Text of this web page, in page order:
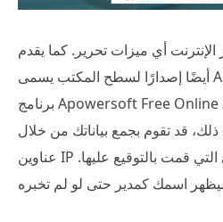
الإنترنت أي ميزات تحرير. كما يقدم
أيضًا إصدارًا لسطح المكتب يسمى ApowerREC. لا يتطلب
برنامج Apowersoft Free Online Screen Recorder تسجيل
قد تقوم بجمع بياناتك من خلال
عناوين IP ومواقع الويب الأخرى التي قمت بالتوقيع عليها.